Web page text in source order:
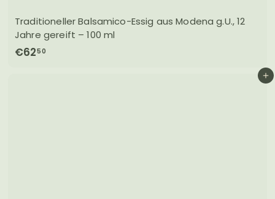
Traditioneller Balsamico-Essig aus Modena g.U., 12
Jahre gereift – 100 ml
€6250€
In den Einkaufswagen legen